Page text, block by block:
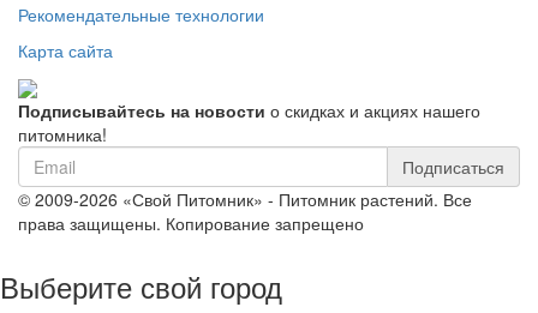
Рекомендательные технологии
Карта сайта
Подписывайтесь на новости о скидках и акциях нашего
питомника!
Подписаться
© 2009-2026 «Свой Питомник» - Питомник растений. Все
права защищены. Копирование запрещено
Выберите свой город